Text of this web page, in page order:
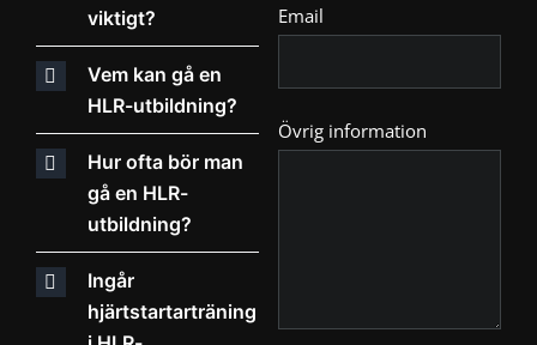
viktigt?
Vem kan gå en
HLR-utbildning?
Hur ofta bör man
gå en HLR-
utbildning?
Ingår
hjärtstartarträning
Email
Övrig information